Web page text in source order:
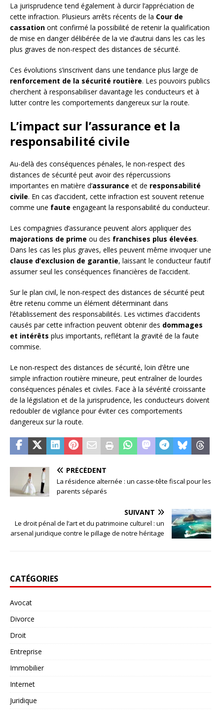
La jurisprudence tend également à durcir l’appréciation de
cette infraction. Plusieurs arrêts récents de la Cour de
cassation ont confirmé la possibilité de retenir la qualification
de mise en danger délibérée de la vie d’autrui dans les cas les
plus graves de non-respect des distances de sécurité.
Ces évolutions s’inscrivent dans une tendance plus large de
renforcement de la sécurité routière. Les pouvoirs publics
cherchent à responsabiliser davantage les conducteurs et à
lutter contre les comportements dangereux sur la route.
L’impact sur l’assurance et la
responsabilité civile
Au-delà des conséquences pénales, le non-respect des
distances de sécurité peut avoir des répercussions
importantes en matière d’assurance et de responsabilité
civile. En cas d’accident, cette infraction est souvent retenue
comme une faute engageant la responsabilité du conducteur.
Les compagnies d’assurance peuvent alors appliquer des
majorations de prime ou des franchises plus élevées.
Dans les cas les plus graves, elles peuvent même invoquer une
clause d’exclusion de garantie, laissant le conducteur fautif
assumer seul les conséquences financières de l’accident.
Sur le plan civil, le non-respect des distances de sécurité peut
être retenu comme un élément déterminant dans
l’établissement des responsabilités. Les victimes d’accidents
causés par cette infraction peuvent obtenir des dommages
et intérêts plus importants, reflétant la gravité de la faute
commise.
Le non-respect des distances de sécurité, loin d’être une
simple infraction routière mineure, peut entraîner de lourdes
conséquences pénales et civiles. Face à la sévérité croissante
de la législation et de la jurisprudence, les conducteurs doivent
redoubler de vigilance pour éviter ces comportements
dangereux sur la route.
PRÉCÉDENT
La résidence alternée : un casse-tête fiscal pour les
parents séparés
SUIVANT
Le droit pénal de l’art et du patrimoine culturel : un
arsenal juridique contre le pillage de notre héritage
CATÉGORIES
Avocat
Divorce
Droit
Entreprise
Immobilier
Internet
Juridique